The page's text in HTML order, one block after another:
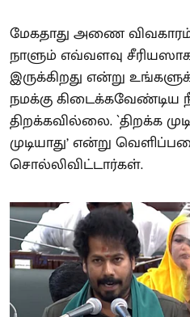
மேகதாது அணை
நாளும் எவ்வளவு
இருக்கிறது என்று
நமக்கு கிடைக்கவேண்டிய
திறக்கவில்லை. `திறக்க
முடியாது’ என்று
சொல்லிவிட்டார்கள்.